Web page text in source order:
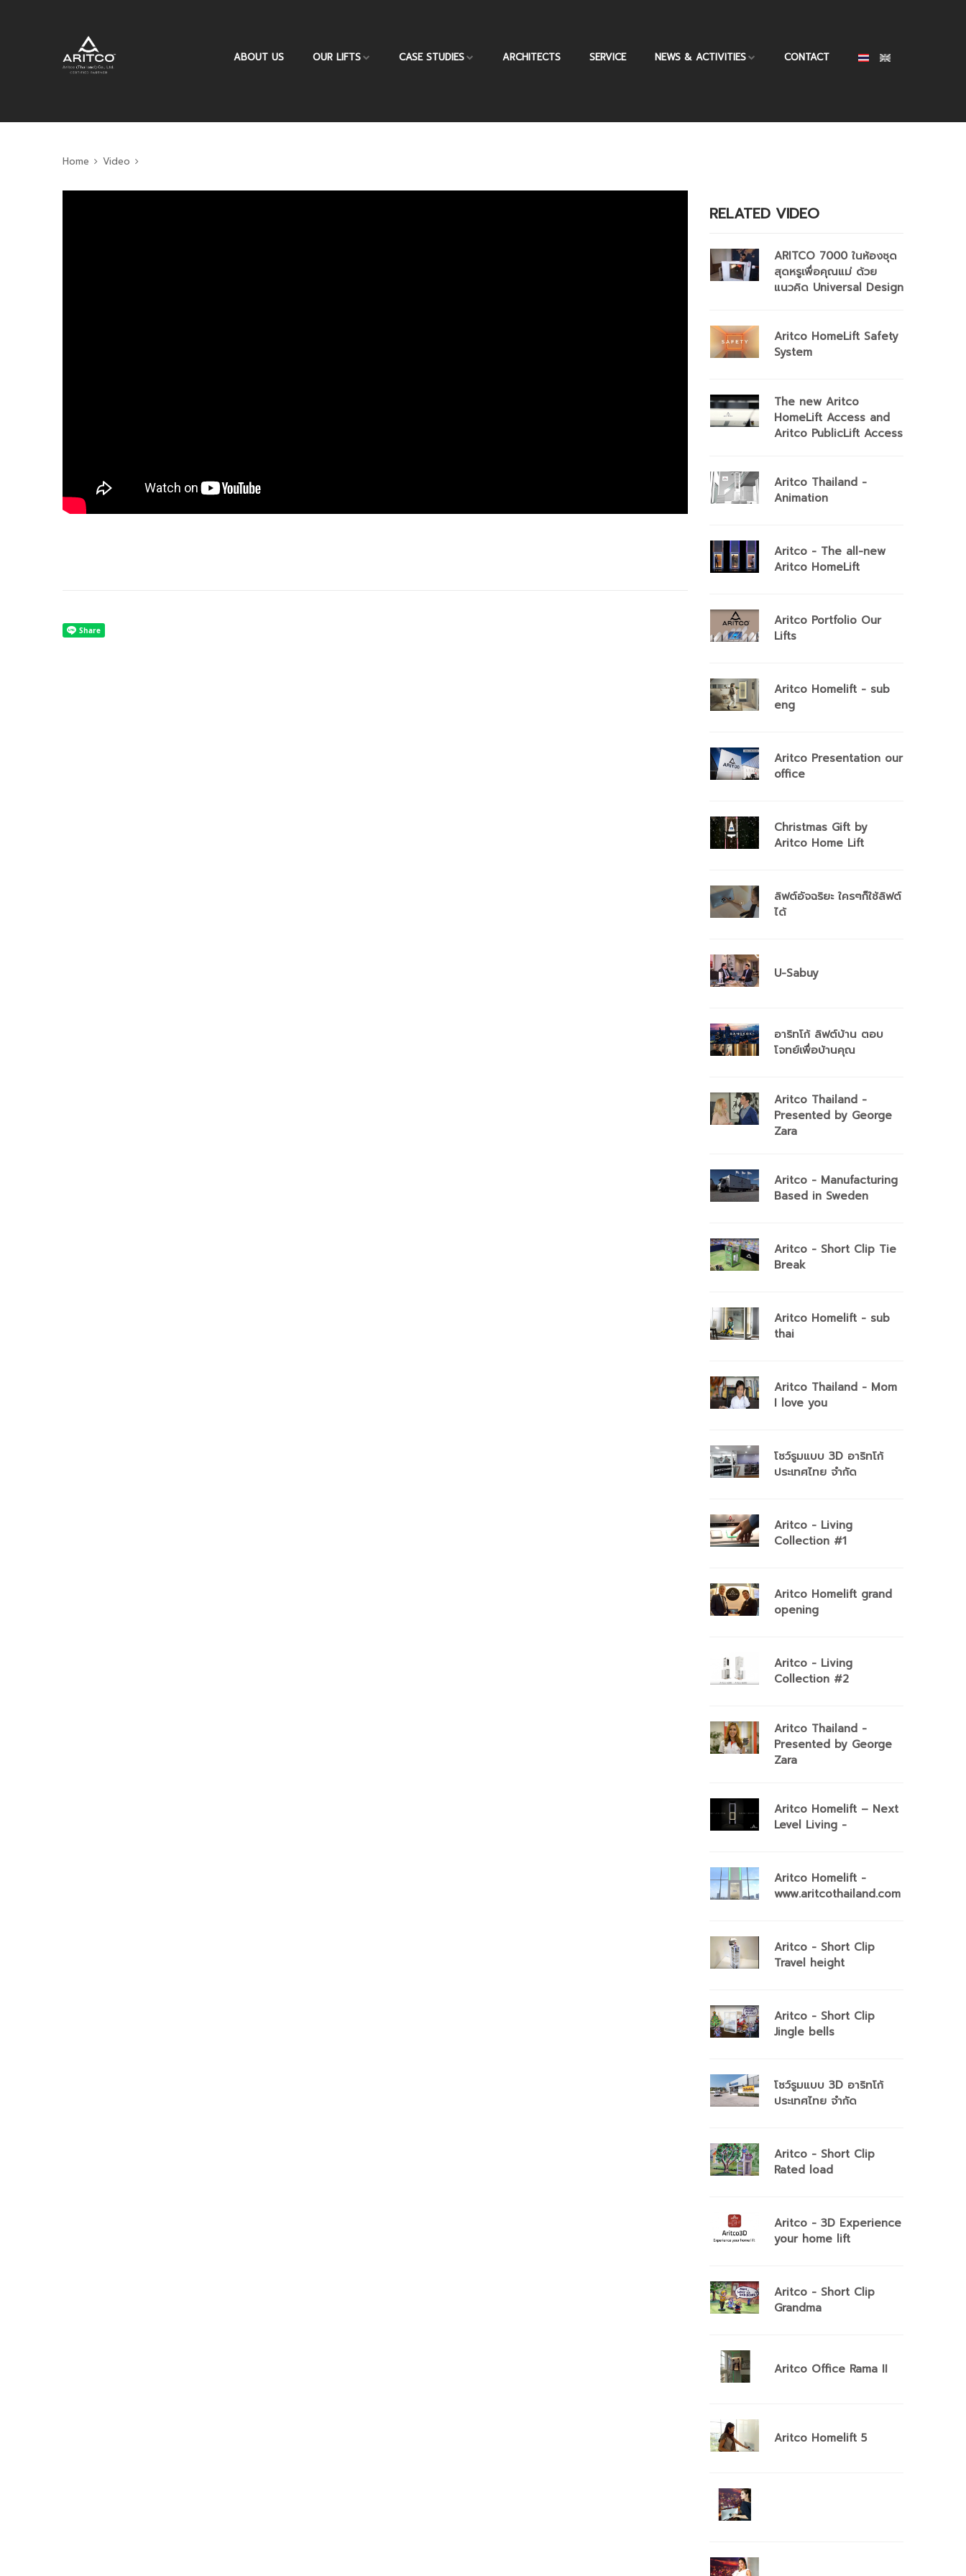
ABOUT US OUR LIFTS CASE STUDIES ARCHITECTS SERVICE NEWS & ACTIVITIES CONTACT
Home Video
RELATED VIDEO
ARITCO 7000 ในห้องชุด
สุดหรูเพื่อคุณแม่ ด้วย
แนวคิด Universal Design
Aritco HomeLift Safety
System
The new Aritco
HomeLift Access and
Aritco PublicLift Access
Aritco Thailand -
Animation
Aritco - The all-new
Aritco HomeLift
Aritco Portfolio Our
Lifts
Aritco Homelift - sub
eng
Aritco Presentation our
office
Christmas Gift by
Aritco Home Lift
ลิฟต์อัจฉริยะ ใครๆก็ใช้ลิฟต์
ได้
U-Sabuy
อาริทโก้ ลิฟต์บ้าน ตอบ
โจทย์เพื่อบ้านคุณ
Aritco Thailand -
Presented by George
Zara
Aritco - Manufacturing
Based in Sweden
Aritco - Short Clip Tie
Break
Aritco Homelift - sub
thai
Aritco Thailand - Mom
I love you
โชว์รูมแบบ 3D อาริทโก้
ประเทศไทย จำกัด
Aritco - Living
Collection #1
Aritco Homelift grand
opening
Aritco - Living
Collection #2
Aritco Thailand -
Presented by George
Zara
Aritco Homelift – Next
Level Living -
Aritco Homelift -
www.aritcothailand.com
Aritco - Short Clip
Travel height
Aritco - Short Clip
Jingle bells
โชว์รูมแบบ 3D อาริทโก้
ประเทศไทย จำกัด
Aritco - Short Clip
Rated load
Aritco - 3D Experience
your home lift
Aritco - Short Clip
Grandma
Aritco Office Rama II
Aritco Homelift 5